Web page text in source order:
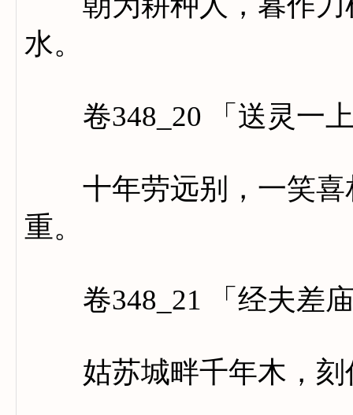
水。
卷348_20 「送灵一
十年劳远别，一笑喜
重。
卷348_21 「经夫差
姑苏城畔千年木，刻